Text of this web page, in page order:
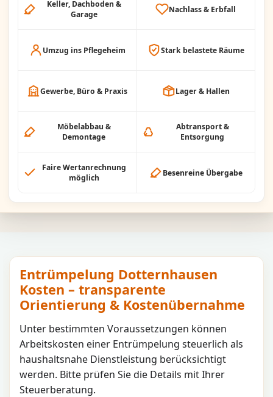
Keller, Dachboden &
Garage
Nachlass & Erbfall
Umzug ins Pflegeheim Stark belastete Räume
Gewerbe, Büro & Praxis Lager & Hallen
Möbelabbau &
Demontage
Abtransport &
Entsorgung
Faire Wertanrechnung
möglich
Besenreine Übergabe
Entrümpelung Dotternhausen
Kosten – transparente
Orientierung & Kostenübernahme
Unter bestimmten Voraussetzungen können
Arbeitskosten einer Entrümpelung steuerlich als
haushaltsnahe Dienstleistung berücksichtigt
werden. Bitte prüfen Sie die Details mit Ihrer
Steuerberatung.